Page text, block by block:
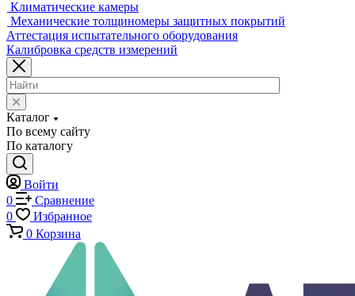
Разрушающий контроль
Универсальные гидравлические разрывные машины
Универсальные электромеханические разрывные машины
Машины для испытаний на усталость
Машины для испытания пружин
Экстензометры (Измерители деформации)
Системы температурных испытаний
Машины на кручение
Машины на изгиб
Копры маятниковые
Оснастка и приспособления для испытаний
Испытательные прессы
Специализированные машины
Климатические камеры
Механические толщиномеры защитных покрытий
Аттестация испытательного оборудования
Калибровка средств измерений